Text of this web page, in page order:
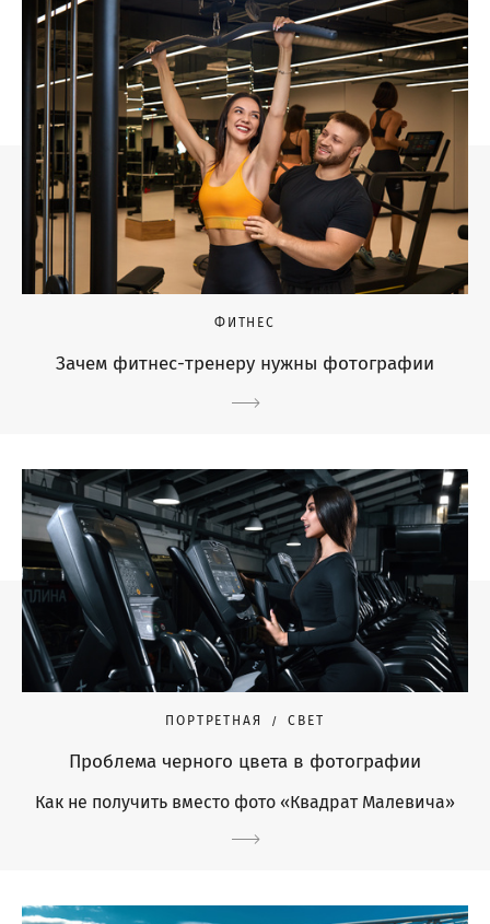
ФИТНЕС
Зачем фитнес-тренеру нужны фотографии
ПОРТРЕТНАЯ СВЕТ
Проблема черного цвета в фотографии
Как не получить вместо фото «Квадрат Малевича»